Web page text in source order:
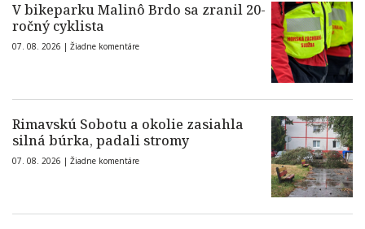
V bikeparku Malinô Brdo sa zranil 20-
ročný cyklista
07. 08. 2026 | Žiadne komentáre
Rimavskú Sobotu a okolie zasiahla
silná búrka, padali stromy
07. 08. 2026 | Žiadne komentáre